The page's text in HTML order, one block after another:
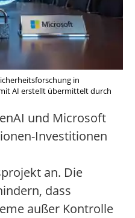
in
AI erstellt übermittelt durch
und Microsoft
Investitionen
an. Die
dass
außer Kontrolle